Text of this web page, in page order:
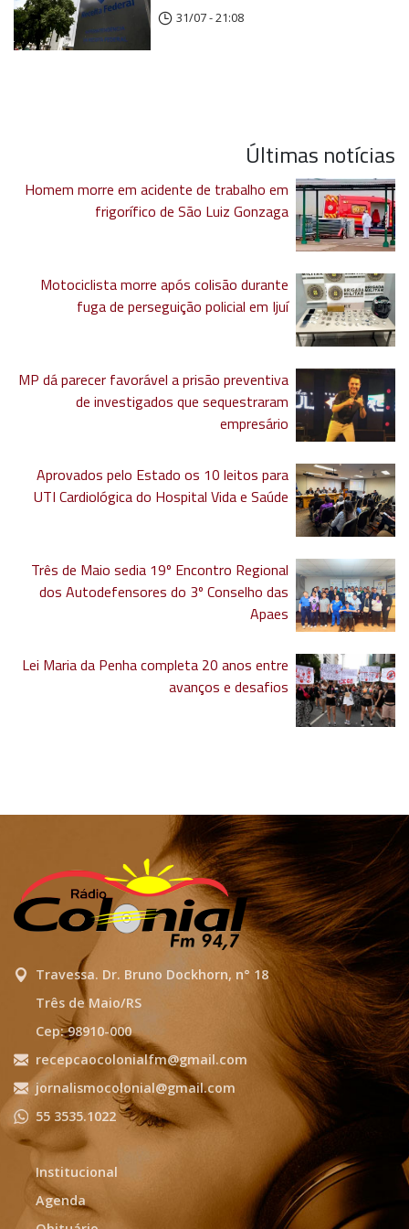
31/07 - 21:08
Últimas notícias
Homem morre em acidente de trabalho em
frigorífico de São Luiz Gonzaga
Motociclista morre após colisão durante
fuga de perseguição policial em Ijuí
MP dá parecer favorável a prisão preventiva
de investigados que sequestraram
empresário
Aprovados pelo Estado os 10 leitos para
UTI Cardiológica do Hospital Vida e Saúde
Três de Maio sedia 19º Encontro Regional
dos Autodefensores do 3º Conselho das
Apaes
Lei Maria da Penha completa 20 anos entre
avanços e desafios
Travessa. Dr. Bruno Dockhorn, n° 18
Três de Maio/RS
Cep: 98910-000
recepcaocolonialfm@gmail.com
jornalismocolonial@gmail.com
55 3535.1022
Institucional
Agenda